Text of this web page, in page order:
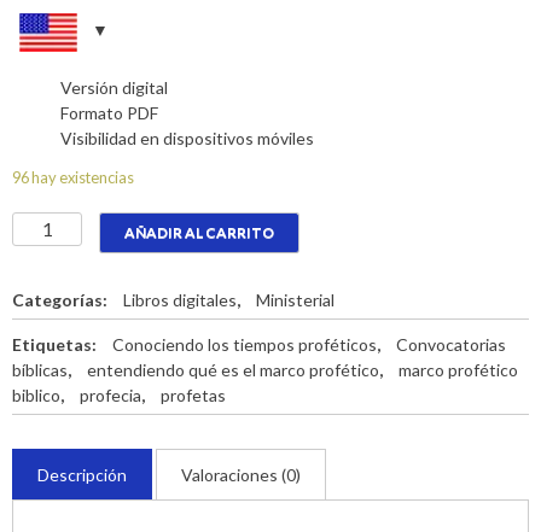
Versión digital
Formato PDF
Visibilidad en dispositivos móviles
96 hay existencias
Marco
Profético
cantidad
AÑADIR AL CARRITO
Categorías: Libros digitales, Ministerial
Etiquetas: Conociendo los tiempos proféticos,
Convocatorias
bíblicas, entendiendo qué es el marco profético,
marco profético
biblico, profecia, profetas
Descripción Valoraciones (0)